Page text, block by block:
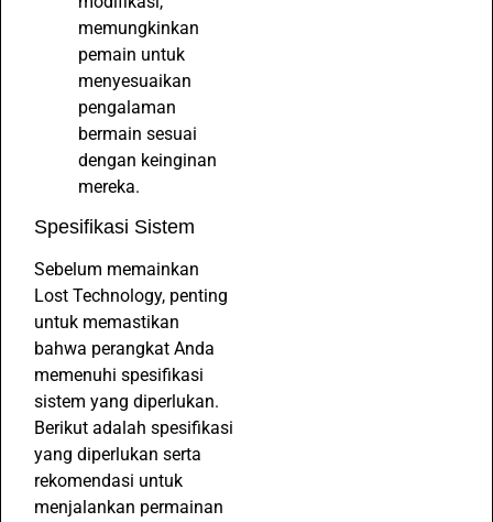
memungkinkan
pemain untuk
menyesuaikan
pengalaman
bermain sesuai
dengan keinginan
mereka.
Spesifikasi Sistem
Sebelum memainkan
Lost Technology, penting
untuk memastikan
bahwa perangkat Anda
memenuhi spesifikasi
sistem yang diperlukan.
Berikut adalah spesifikasi
yang diperlukan serta
rekomendasi untuk
menjalankan permainan